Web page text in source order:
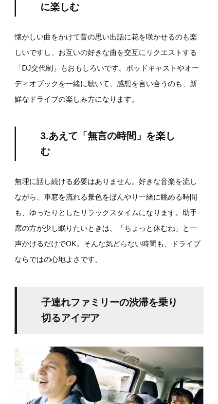
に楽しむ
懐かしい曲をかけて昔の思い出話に花を咲かせるのも楽
しいですし、お互いの好きな曲を交互にリクエストする
「DJ交代制」もおもしろいです。ポッドキャストやオー
ディオブックを一緒に聴いて、感想を言い合うのも、新
鮮なドライブの楽しみ方になります。
3.あえて「無言の時間」を楽し
む
無理に話し続ける必要はありません。好きな音楽を流し
ながら、車窓を流れる景色をぼんやり一緒に眺める時間
も、ゆったりとしたリラックスタイムになります。助手
席の方が少し眠りたいときは、「ちょっと休むね」と一
声かけるだけでOK。そんな気どらない時間も、ドライブ
ならではの心地よさです。
子連れファミリーの渋滞を乗り
切るアイデア